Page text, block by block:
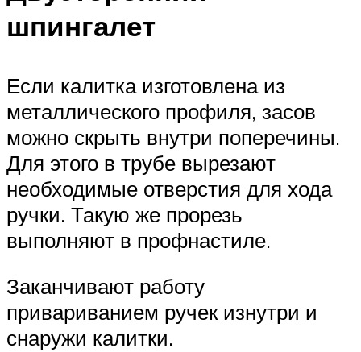
шпингалет
Если калитка изготовлена из
металлического профиля, засов
можно скрыть внутри поперечины.
Для этого в трубе вырезают
необходимые отверстия для хода
ручки. Такую же прорезь
выполняют в профнастиле.
Заканчивают работу
привариванием ручек изнутри и
снаружи калитки.